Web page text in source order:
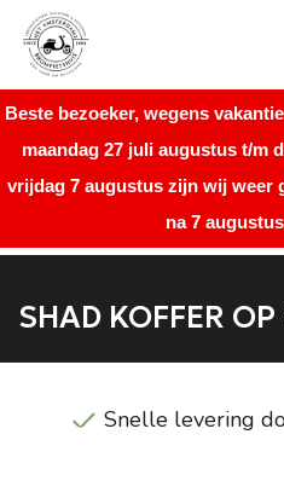
Beste bezoeker, wegens
maandag 27 juli augustus t/m
vrijdag 7 augustus zijn wij weer
na 7
SHAD KOFFER OP
Snelle levering